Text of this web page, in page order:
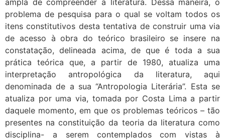
ampla de compreender a literatura. Dessa maneira, o
problema de pesquisa para o qual se voltam todos os
itens constitutivos desta tentativa de construir uma via
de acesso à obra do teórico brasileiro se insere na
constatação, delineada acima, de que é toda a sua
prática teórica que, a partir de 1980, atualiza uma
interpretação antropológica da literatura, aqui
denominada de a sua “Antropologia Literária”. Esta se
atualiza por uma via, tomada por Costa Lima a partir
daquele momento, em que os problemas teóricos – tão
presentes na constituição da teoria da literatura como
disciplina- a serem contemplados com vistas à